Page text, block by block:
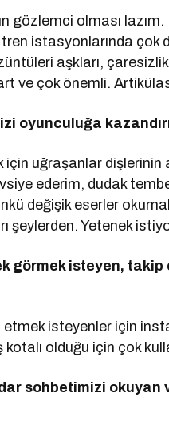
gözlemci olması
istasyonlarında
aşkları,
ve çok önemli.
oyunculuğa
için uğraşanlar dişlerinin
ederim, dudak
değişik eserler
şeylerden. Yetenek
görmek isteyen,
etmek isteyenler için
olduğu için çok
sohbetimizi